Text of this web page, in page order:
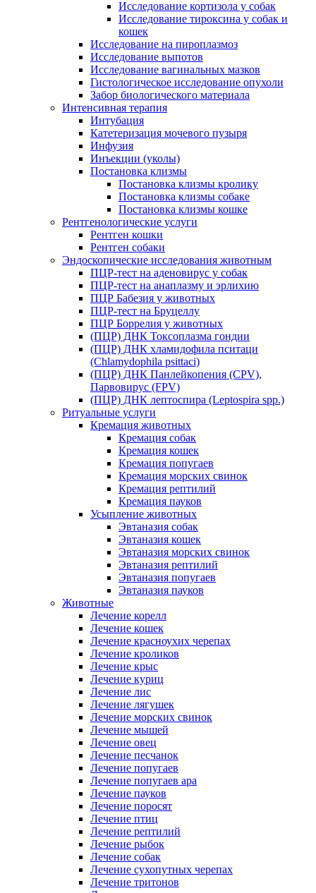
Исследование кортизола у собак
Исследование тироксина у собак и
кошек
Исследование на пироплазмоз
Исследование выпотов
Исследование вагинальных мазков
Гистологическое исследование опухоли
Забор биологического материала
Интенсивная терапия
Интубация
Катетеризация мочевого пузыря
Инфузия
Инъекции (уколы)
Постановка клизмы
Постановка клизмы кролику
Постановка клизмы собаке
Постановка клизмы кошке
Рентгенологические услуги
Рентген кошки
Рентген собаки
Эндоскопические исследования животным
ПЦР-тест на аденовирус у собак
ПЦР-тест на анаплазму и эрлихию
ПЦР Бабезия у животных
ПЦР-тест на Бруцеллу
ПЦР Боррелия у животных
(ПЦР) ДНК Токсоплазма гондии
(ПЦР) ДНК хламидофила пситаци
(Chlamydophila psittaci)
(ПЦР) ДНК Панлейкопения (CPV),
Парвовирус (FPV)
(ПЦР) ДНК лептоспира (Leptospira spp.)
Ритуальные услуги
Кремация животных
Кремация собак
Кремация кошек
Кремация попугаев
Кремация морских свинок
Кремация рептилий
Кремация пауков
Усыпление животных
Эвтаназия собак
Эвтаназия кошек
Эвтаназия морских свинок
Эвтаназия рептилий
Эвтаназия попугаев
Эвтаназия пауков
Животные
Лечение корелл
Лечение кошек
Лечение красноухих черепах
Лечение кроликов
Лечение крыс
Лечение куриц
Лечение лис
Лечение лягушек
Лечение морских свинок
Лечение мышей
Лечение овец
Лечение песчанок
Лечение попугаев
Лечение попугаев ара
Лечение пауков
Лечение поросят
Лечение птиц
Лечение рептилий
Лечение рыбок
Лечение собак
Лечение сухопутных черепах
Лечение тритонов